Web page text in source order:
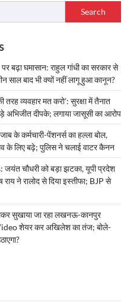
Search
बढ़ा घमासान: राहुल गांधी का सरकार से
साल बाद भी क्यों नहीं लागू हुआ कानून?
तरह व्यवहार मत करो’: सुरक्षा में तैनात
अभिजीत दीपके; लगाया जासूसी का आरोप
के कर्मचारी-पेंशनर्स का हल्ला बोल,
के लिए बढ़े; पुलिस ने चलाई वाटर कैनन
चौधरी को बड़ा झटका, यूपी प्रदेश
राय ने रालोद से दिया इस्तीफा; BJP से
सुखाया जा रहा लखनऊ-कानपुर
शेयर कर अखिलेश का तंज; बोले-